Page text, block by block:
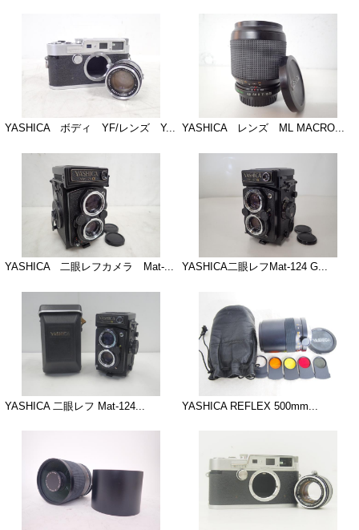
YASHICA ボディ YF/レンズ Y... YASHICA レンズ ML MACRO...
YASHICA 二眼レフカメラ Mat-... YASHICA二眼レフMat-124 G...
YASHICA 二眼レフ Mat-124... YASHICA REFLEX 500mm...